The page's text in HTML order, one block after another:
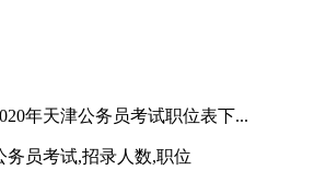
年天津公务员考试职位表下...
务员考试,招录人数,职位